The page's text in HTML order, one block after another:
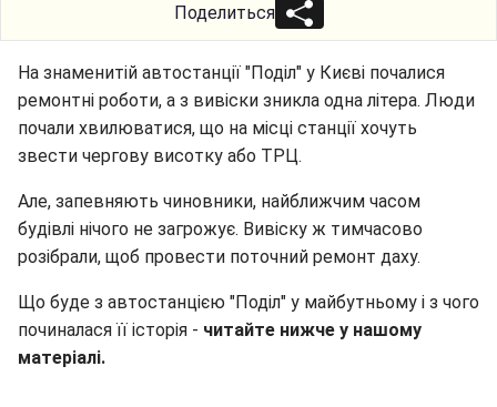
Поделиться
На знаменитій автостанції "Поділ" у Києві почалися
ремонтні роботи, а з вивіски зникла одна літера. Люди
почали хвилюватися, що на місці станції хочуть
звести чергову висотку або ТРЦ.
Але, запевняють чиновники, найближчим часом
будівлі нічого не загрожує. Вивіску ж тимчасово
розібрали, щоб провести поточний ремонт даху.
Що буде з автостанцією "Поділ" у майбутньому і з чого
починалася її історія - читайте нижче у нашому
матеріалі.